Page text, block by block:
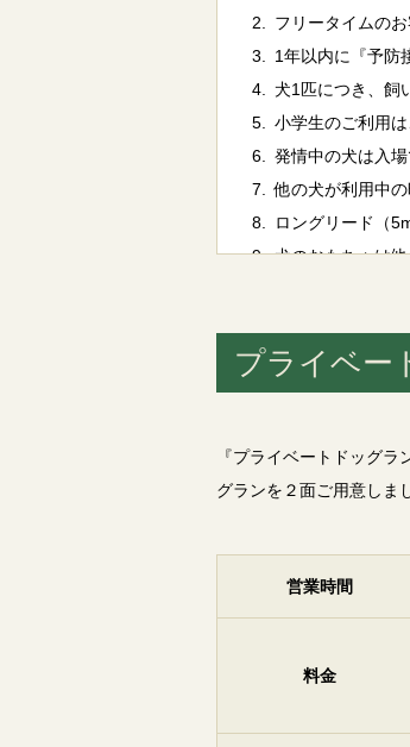
フリータイムの
1年以内に『予防
犬1匹につき、飼
小学生のご利用
発情中の犬は入場
他の犬が利用中
ロングリード（
犬のおもちゃは
闘犬または番犬
無断で訓練等の
動物保護の精神
フン・その他の
場内の遊具（ア
場内の施設を故
犬のみを残して
プライベー
『プライベートドッグ
グランを２面ご用意しま
営業時間
料金